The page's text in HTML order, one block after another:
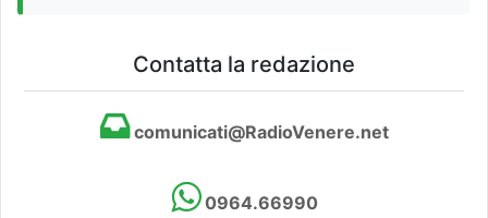
Contatta la redazione
comunicati@RadioVenere.net
0964.66990